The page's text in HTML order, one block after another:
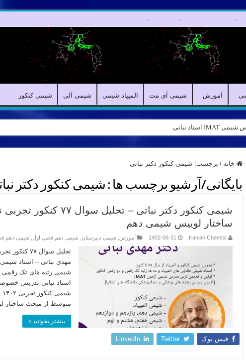
آموزش شیمی آی مت المپیاد شیمی شیمی آلی شیمی کنکور
خانه / برچسب: شیمی کنکور دکتر نباتی
بایگانی/آرشیو برچسب ها : شیمی کنکور دکتر
ساختار لوییس شیمی دهم
Iranian Chemist
1402-05-31 آموزش ,شیمی دبیرستان ,شیمی دهم فصل اول ,شیمی دهم
مهدی نباتی – استاد
شیمی رتبه های تک رقمی
متوسط از مبحث ساختار
بیشتر بخوانید »
فیس بوک Twitter
LinkedIn